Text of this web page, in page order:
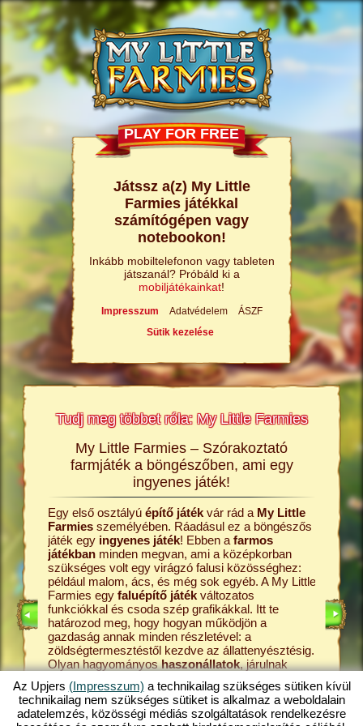
PLAY FOR FREE
Játssz a(z) My Little
Farmies játékkal
számítógépen vagy
notebookon!
Inkább mobiltelefonon vagy tableten
játszanál? Próbáld ki a
mobiljátékainkat!
Impresszum Adatvédelem
ÁSZF
Sütik kezelése
Tudj meg többet róla: My Little Farmies
és a
My Little Farmies – Szórakoztató
farmjáték a böngészőben, ami egy
ingyenes játék!
Egy első osztályú építő játékvár rád a My Little
Farmiesszemélyében. Ráadásul ez a böngészős
játék egy ingyenes játék! Ebben a farmos
játékbanminden megvan, ami a középkorban
szükséges volt egy virágzó falusi közösséghez:
például malom, ács, és még sok egyéb. A My Little
Farmies egy faluépítő játékváltozatos
funkciókkal és csoda szép grafikákkal. Itt te
határozod meg, hogy hogyan működjön a
gazdaság annak minden részletével: a
zöldségtermesztéstől kezdve az állattenyésztésig.
Olyan hagyományoshaszonállatok, járulnak
mangalica sertésvagy a gyapjas tyúk. Hozz létre
egy virágzó gazdaságot a My Little Farmies
játékban, amely azonline játékokegyik
A
Farmies
Ezek
kezdd
farmos
játék.
pedig
My
hát ki a
Fedezd
Az Upjers (Impresszum) a technikailag szükséges sütiken kívül
technikailag nem szükséges sütiket is alkalmaz a weboldalain
adatelemzés, közösségi médiás szolgáltatások rendelkezésre